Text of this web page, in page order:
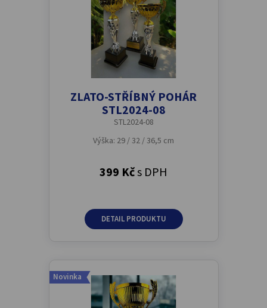
ZLATO-STŘÍBNÝ POHÁR
STL2024-08
STL2024-08
Výška: 29 / 32 / 36,5 cm
399 Kčs DPH
DETAIL PRODUKTU
Novinka